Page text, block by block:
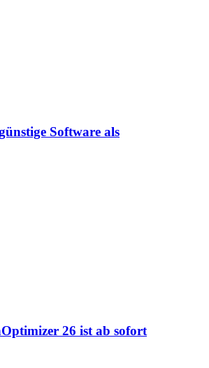
Software als
26 ist ab sofort